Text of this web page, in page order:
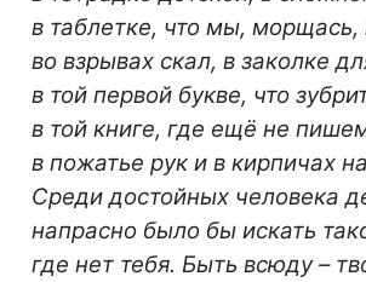
в таблетке, что мы, морщась,
во взрывах скал, в заколке
в той первой букве, что
в той книге, где ещё не
в пожатье рук и в кирпичах
Среди достойных человека
напрасно было бы искать
где нет тебя. Быть всюду –